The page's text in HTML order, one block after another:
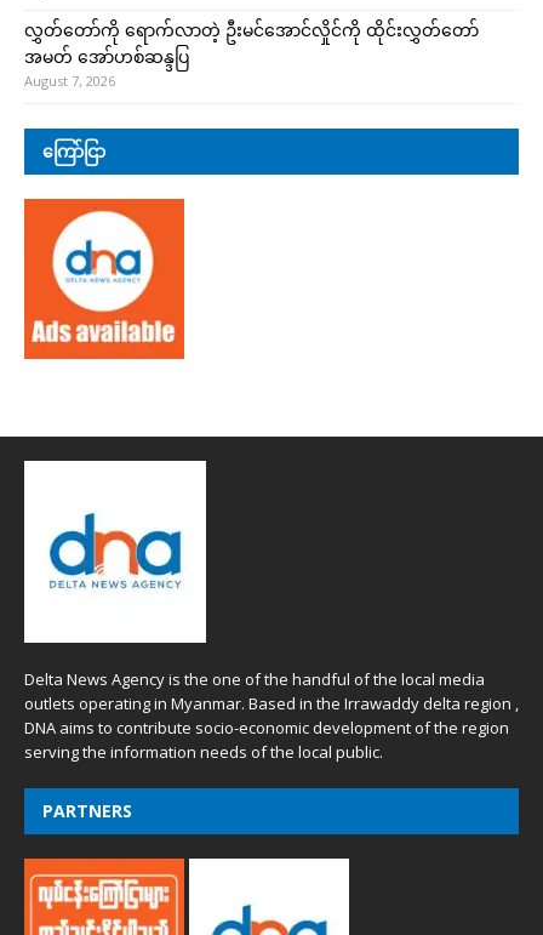
လွှတ်တော်ကို ရောက်လာတဲ့ ဦးမင်အောင်လှိုင်ကို ထိုင်းလွှတ်တော်
အမတ် အော်ဟစ်ဆန္ဒပြ
August 7, 2026
ကြော်ငြာ
Delta News Agency is the one of the handful of the local media
outlets operating in Myanmar. Based in the Irrawaddy delta region ,
DNA aims to contribute socio-economic development of the region
serving the information needs of the local public.
PARTNERS